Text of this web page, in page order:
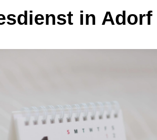
in Adorf